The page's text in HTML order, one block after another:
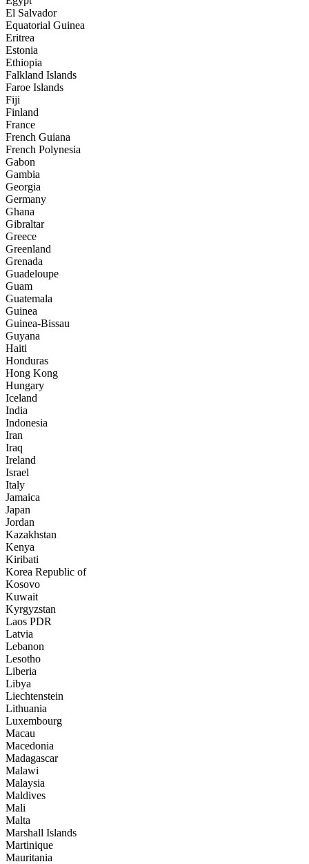
El Salvador
Equatorial Guinea
Eritrea
Estonia
Ethiopia
Falkland Islands
Faroe Islands
Fiji
Finland
France
French Guiana
French Polynesia
Gabon
Gambia
Georgia
Germany
Ghana
Gibraltar
Greece
Greenland
Grenada
Guadeloupe
Guam
Guatemala
Guinea
Guinea-Bissau
Guyana
Haiti
Honduras
Hong Kong
Hungary
Iceland
India
Indonesia
Iran
Iraq
Ireland
Israel
Italy
Jamaica
Japan
Jordan
Kazakhstan
Kenya
Kiribati
Korea Republic of
Kosovo
Kuwait
Kyrgyzstan
Laos PDR
Latvia
Lebanon
Lesotho
Liberia
Libya
Liechtenstein
Lithuania
Luxembourg
Macau
Macedonia
Madagascar
Malawi
Malaysia
Maldives
Mali
Malta
Marshall Islands
Martinique
Mauritania